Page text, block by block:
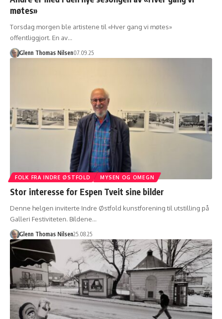
møtes»
Torsdag morgen ble artistene til «Hver gang vi møtes»
offentliggjort. En av…
Glenn Thomas Nilsen07.09.25
FOLK FRA INDRE ØSTFOLD MYSEN OG OMEGN
Stor interesse for Espen Tveit sine bilder
Denne helgen inviterte Indre Østfold kunstforening til utstilling på
Galleri Festiviteten. Bildene…
Glenn Thomas Nilsen25.08.25